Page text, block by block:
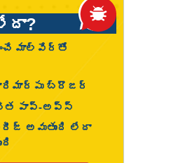
మాల్వేర్తో
బ్రౌజర్
పాప్-అప్స్
అవుతుంది లేదా